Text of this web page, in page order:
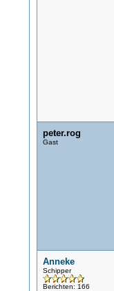
peter.rog
Gast
Anneke
Schipper
Berichten: 166